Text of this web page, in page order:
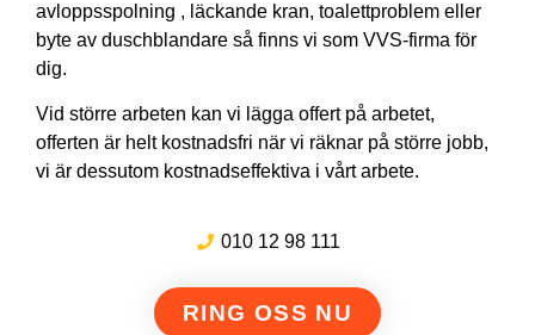
avloppsspolning , läckande kran, toalettproblem eller
byte av duschblandare så finns vi som VVS-firma för
dig.
Vid större arbeten kan vi lägga offert på arbetet,
offerten är helt kostnadsfri när vi räknar på större jobb,
vi är dessutom kostnadseffektiva i vårt arbete.
010 12 98 111
RING OSS NU